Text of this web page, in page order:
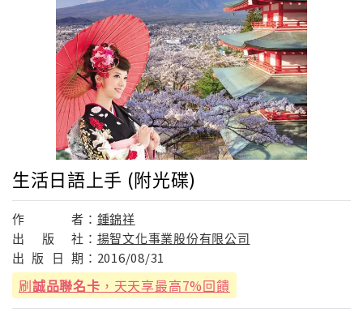
生活日語上手 (附光碟)
作 者： 鍾錦祥
出
版 社： 揚智文化事業股份有限公司
出 版 日 期： 2016/08/31
刷誠品聯名卡 ，天天享最高7%回饋